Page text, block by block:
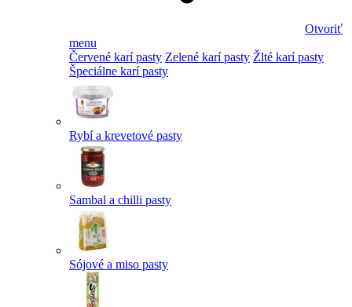
Otvoriť
menu
Červené karí pasty Zelené karí pasty Žlté karí pasty
Špeciálne karí pasty
Rybí a krevetové pasty
Sambal a chilli pasty
Sójové a miso pasty